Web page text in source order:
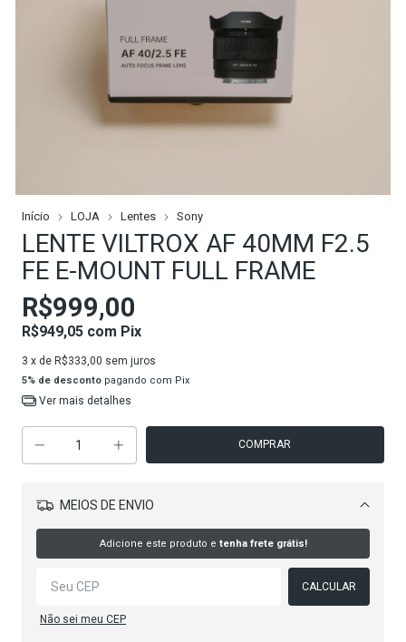
Início LOJA Lentes Sony
LENTE VILTROX AF 40MM F2.5
FE E-MOUNT FULL FRAME
R$999,00
R$949,05 com Pix
3 x de R$333,00 sem juros
5% de desconto pagando com Pix
Ver mais detalhes
MEIOS DE ENVIO
Adicione este produto e tenha frete grátis!
CALCULAR
Não sei meu CEP